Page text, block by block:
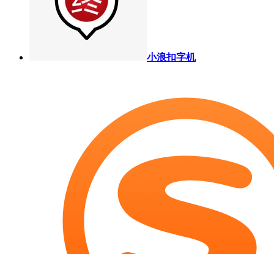
小浪扣字机